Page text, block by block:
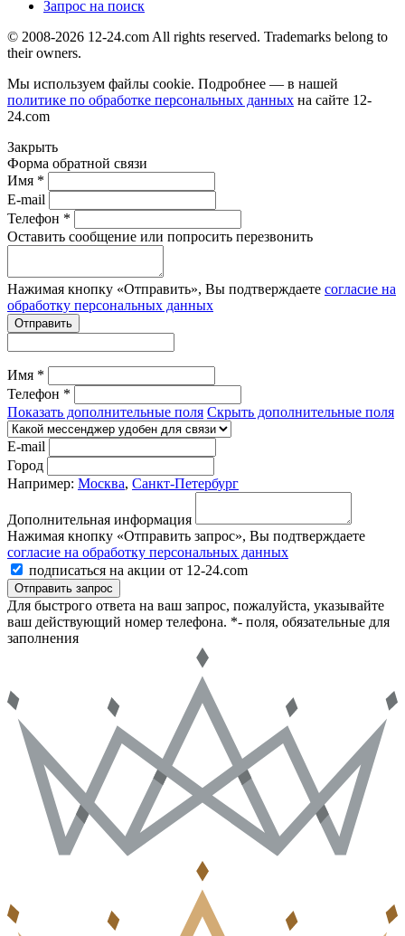
Запрос на поиск
© 2008-2026 12-24.com All rights reserved. Trademarks belong to
their owners.
Мы используем файлы cookie. Подробнее — в нашей
политике по обработке персональных данных на сайте 12-
24.com
Закрыть
Форма обратной связи
Имя *
E-mail
Телефон *
Оставить сообщение или попросить перезвонить
Нажимая кнопку «Отправить», Вы подтверждаете согласие на
обработку персональных данных
Отправить
Имя *
Телефон *
Показать дополнительные поля Скрыть дополнительные поля
E-mail
Город
Например: Москва, Санкт-Петербург
Дополнительная информация
Нажимая кнопку «Отправить запрос», Вы подтверждаете
согласие на обработку персональных данных
подписаться на акции от 12-24.com
Отправить запрос
Для быстрого ответа на ваш запрос, пожалуйста, указывайте
ваш действующий номер телефона. *- поля, обязательные для
заполнения